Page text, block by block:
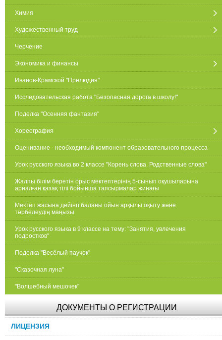
Химия
Художественный труд
Черчение
Экономика и финансы
Иванов-Крамской "Прелюдия"
Исследовательская работа "Безопасная дорога в школу!"
Поделка "Осенняя фантазия"
Хореография
Оценивание - необходимый компонент образовательного процесса
Урок русского языка во 2 классе "Корень слова. Родственные слова"
Жалпы білім беретін орыс мектептерінің 5-сынып оқушыларына
арналған қазақ тілі бойынша тапсырмалар жинағы
Мектеп жасына дейінгі баланы ойын арқылы оқыту және
тәрбелеудің маңызы
Урок русского языка в 9 классе на тему: "Занятия, увлечения
подростков"
Поделка "Весёлый паучок"
"Сказочная луна"
"Волшебный мешочек"
ДОКУМЕНТЫ О РЕГИСТРАЦИИ
ЛИЦЕНЗИЯ